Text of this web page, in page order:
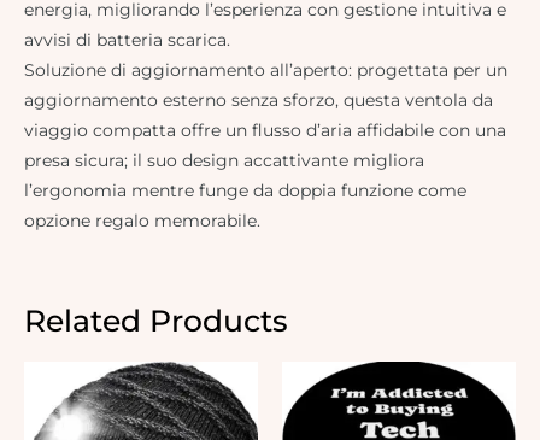
energia, migliorando l’esperienza con gestione intuitiva e
avvisi di batteria scarica.
Soluzione di aggiornamento all’aperto: progettata per un
aggiornamento esterno senza sforzo, questa ventola da
viaggio compatta offre un flusso d’aria affidabile con una
presa sicura; il suo design accattivante migliora
l’ergonomia mentre funge da doppia funzione come
opzione regalo memorabile.
Related Products